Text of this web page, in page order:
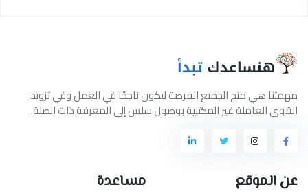
مهمتنا هي منح الجميع الفرصة ليكون ناجحًا في العمل وفي تزويد
القوى العاملة غير المكتبية بوصول سلس إلى المعرفة ذات الصلة.
عن الموقع مساعدة